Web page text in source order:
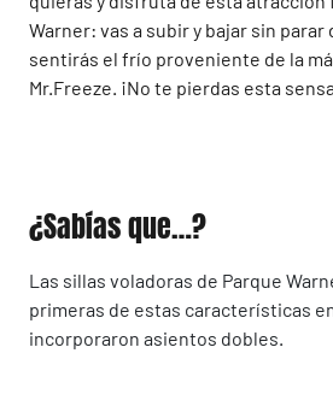
Warner: vas a subir y bajar sin parar
sentirás el frío proveniente de la
Mr.Freeze. ¡No te pierdas esta
¿Sabías que…?
Las sillas voladoras de Parque
primeras de estas características
incorporaron asientos dobles.